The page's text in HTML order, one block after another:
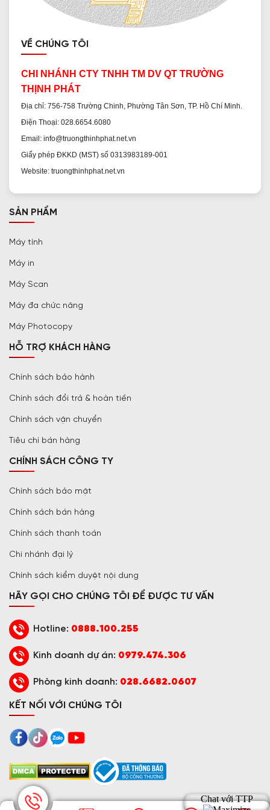
VỀ CHÚNG TÔI
CHI NHÁNH CTY TNHH TM DV QT TRƯỜNG
THỊNH PHÁT
Địa chỉ: 756-758 Trường Chinh, Phường Tân Sơn, TP. Hồ Chí Minh.
Điện Thoại: 028.6654.6080
Email: info@truongthinhphat.net.vn
Giấy phép ĐKKD (MST) số 0313983189-001
Website: truongthinhphat.net.vn
SẢN PHẨM
Máy tính
Máy in
Máy Scan
Máy đa chức năng
Máy Photocopy
HỖ TRỢ KHÁCH HÀNG
Chính sách bảo hành
Chính sách đổi trả & hoàn tiền
Chính sách vận chuyển
Tiêu chí bán hàng
CHÍNH SÁCH CÔNG TY
Chính sách bảo mật
Chính sách bán hàng
Chính sách thanh toán
Chi nhánh đại lý
Chính sách kiểm duyệt nội dung
HÃY GỌI CHO CHÚNG TÔI ĐỂ ĐƯỢC TƯ VẤN
Hotline: 0888.100.255
Kinh doanh dự án: 0979.474.306
Phòng kinh doanh: 028.6682.0607
KẾT NỐI VỚI CHÚNG TÔI